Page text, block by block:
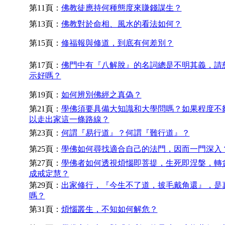
第11頁： 佛教徒應持何種態度來賺錢謀生？
第13頁： 佛教對於命相、風水的看法如何？
第15頁： 修福報與修道，到底有何差別？
第17頁： 佛門中有『八解脫』的名詞總是不明其義，請
示好嗎？
第19頁： 如何辨別佛經之真偽？
第21頁： 學佛須要具備大知識和大學問嗎？如果程度不
以走出家這一條路線？
第23頁： 何謂『易行道』？何謂『難行道』？
第25頁： 學佛如何尋找適合自己的法門，因而一門深入
第27頁： 學佛者如何透視煩惱即菩提，生死即涅槃，轉
成戒定慧？
第29頁： 出家修行，『今生不了道，披毛戴角還』，是
嗎？
第31頁： 煩惱叢生，不知如何解危？